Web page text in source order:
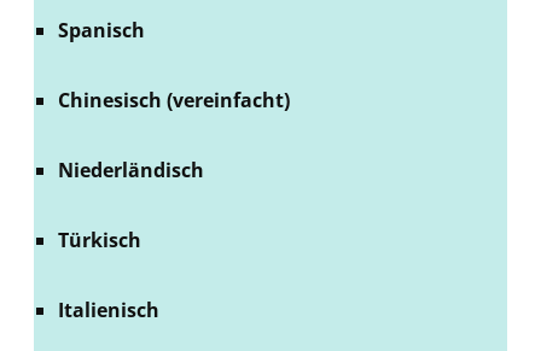
Spanisch
Chinesisch (vereinfacht)
Niederländisch
Türkisch
Italienisch